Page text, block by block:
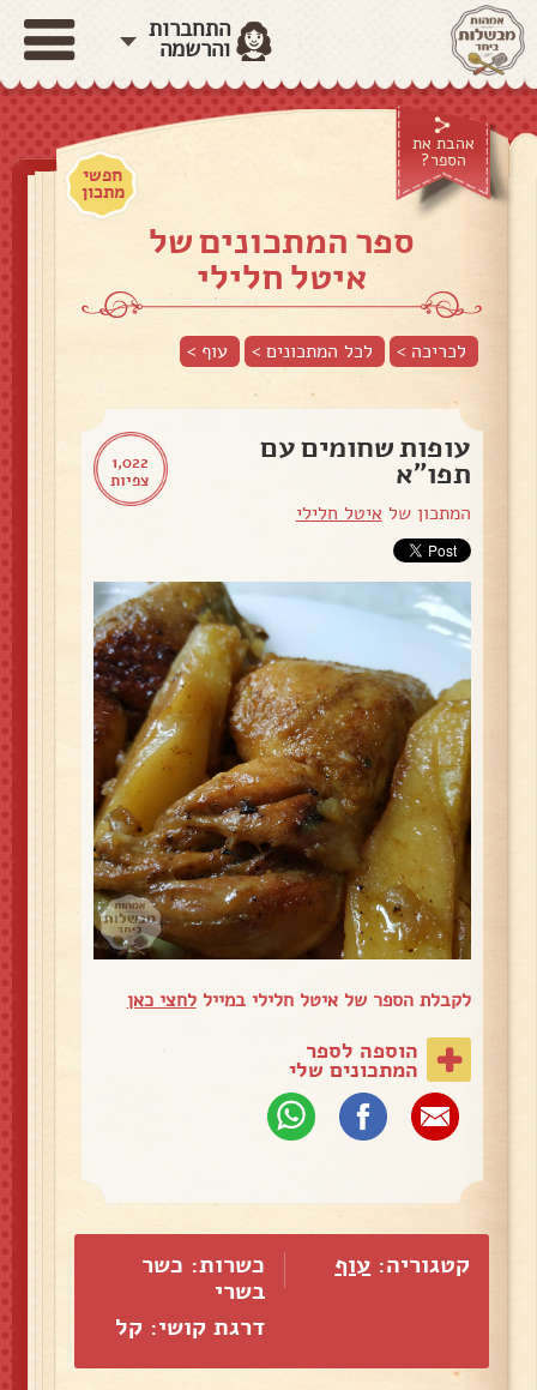
התחברות
והרשמה
אהבת את
הספר?
חפשי
מתכון
ספר המתכונים של
איטל חלילי
לכריכה > לכל המתכונים > עוף >
1,022
צפיות
עופות שחומים עם
תפו"א
המתכון של איטל חלילי
לקבלת הספר של איטל חלילי במייללחצי כאן
הוספה לספר
המתכונים שלי
קטגוריה: עוף
כשרות: כשר
בשרי
דרגת קושי: קל